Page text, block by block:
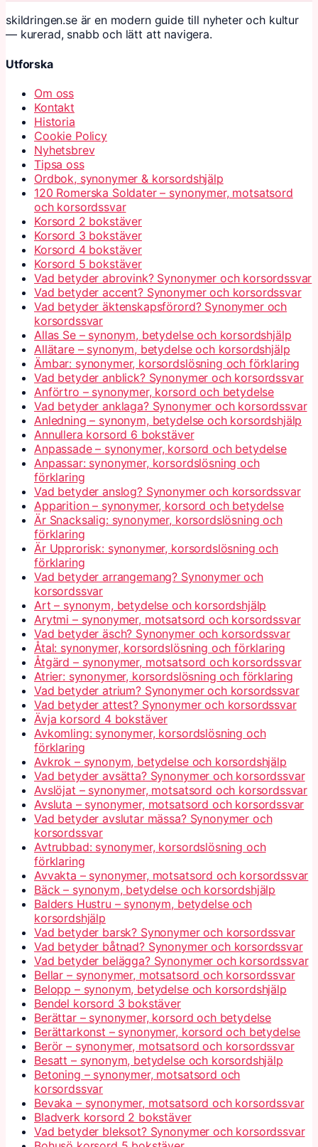
skildringen.se är en modern guide till nyheter och kultur
— kurerad, snabb och lätt att navigera.
Utforska
Om oss
Kontakt
Historia
Cookie Policy
Nyhetsbrev
Tipsa oss
Ordbok, synonymer & korsordshjälp
120 Romerska Soldater – synonymer, motsatsord
och korsordssvar
Korsord 2 bokstäver
Korsord 3 bokstäver
Korsord 4 bokstäver
Korsord 5 bokstäver
Vad betyder abrovink? Synonymer och korsordssvar
Vad betyder accent? Synonymer och korsordssvar
Vad betyder äktenskapsförord? Synonymer och
korsordssvar
Allas Se – synonym, betydelse och korsordshjälp
Allätare – synonym, betydelse och korsordshjälp
Ämbar: synonymer, korsordslösning och förklaring
Vad betyder anblick? Synonymer och korsordssvar
Anförtro – synonymer, korsord och betydelse
Vad betyder anklaga? Synonymer och korsordssvar
Anledning – synonym, betydelse och korsordshjälp
Annullera korsord 6 bokstäver
Anpassade – synonymer, korsord och betydelse
Anpassar: synonymer, korsordslösning och
förklaring
Vad betyder anslog? Synonymer och korsordssvar
Apparition – synonymer, korsord och betydelse
Är Snacksalig: synonymer, korsordslösning och
förklaring
Är Upprorisk: synonymer, korsordslösning och
förklaring
Vad betyder arrangemang? Synonymer och
korsordssvar
Art – synonym, betydelse och korsordshjälp
Arytmi – synonymer, motsatsord och korsordssvar
Vad betyder äsch? Synonymer och korsordssvar
Åtal: synonymer, korsordslösning och förklaring
Åtgärd – synonymer, motsatsord och korsordssvar
Atrier: synonymer, korsordslösning och förklaring
Vad betyder atrium? Synonymer och korsordssvar
Vad betyder attest? Synonymer och korsordssvar
Ävja korsord 4 bokstäver
Avkomling: synonymer, korsordslösning och
förklaring
Avkrok – synonym, betydelse och korsordshjälp
Vad betyder avsätta? Synonymer och korsordssvar
Avslöjat – synonymer, motsatsord och korsordssvar
Avsluta – synonymer, motsatsord och korsordssvar
Vad betyder avslutar mässa? Synonymer och
korsordssvar
Avtrubbad: synonymer, korsordslösning och
förklaring
Avvakta – synonymer, motsatsord och korsordssvar
Bäck – synonym, betydelse och korsordshjälp
Balders Hustru – synonym, betydelse och
korsordshjälp
Vad betyder barsk? Synonymer och korsordssvar
Vad betyder båtnad? Synonymer och korsordssvar
Vad betyder belägga? Synonymer och korsordssvar
Bellar – synonymer, motsatsord och korsordssvar
Belopp – synonym, betydelse och korsordshjälp
Bendel korsord 3 bokstäver
Berättar – synonymer, korsord och betydelse
Berättarkonst – synonymer, korsord och betydelse
Berör – synonymer, motsatsord och korsordssvar
Besatt – synonym, betydelse och korsordshjälp
Betoning – synonymer, motsatsord och
korsordssvar
Bevaka – synonymer, motsatsord och korsordssvar
Bladverk korsord 2 bokstäver
Vad betyder bleksot? Synonymer och korsordssvar